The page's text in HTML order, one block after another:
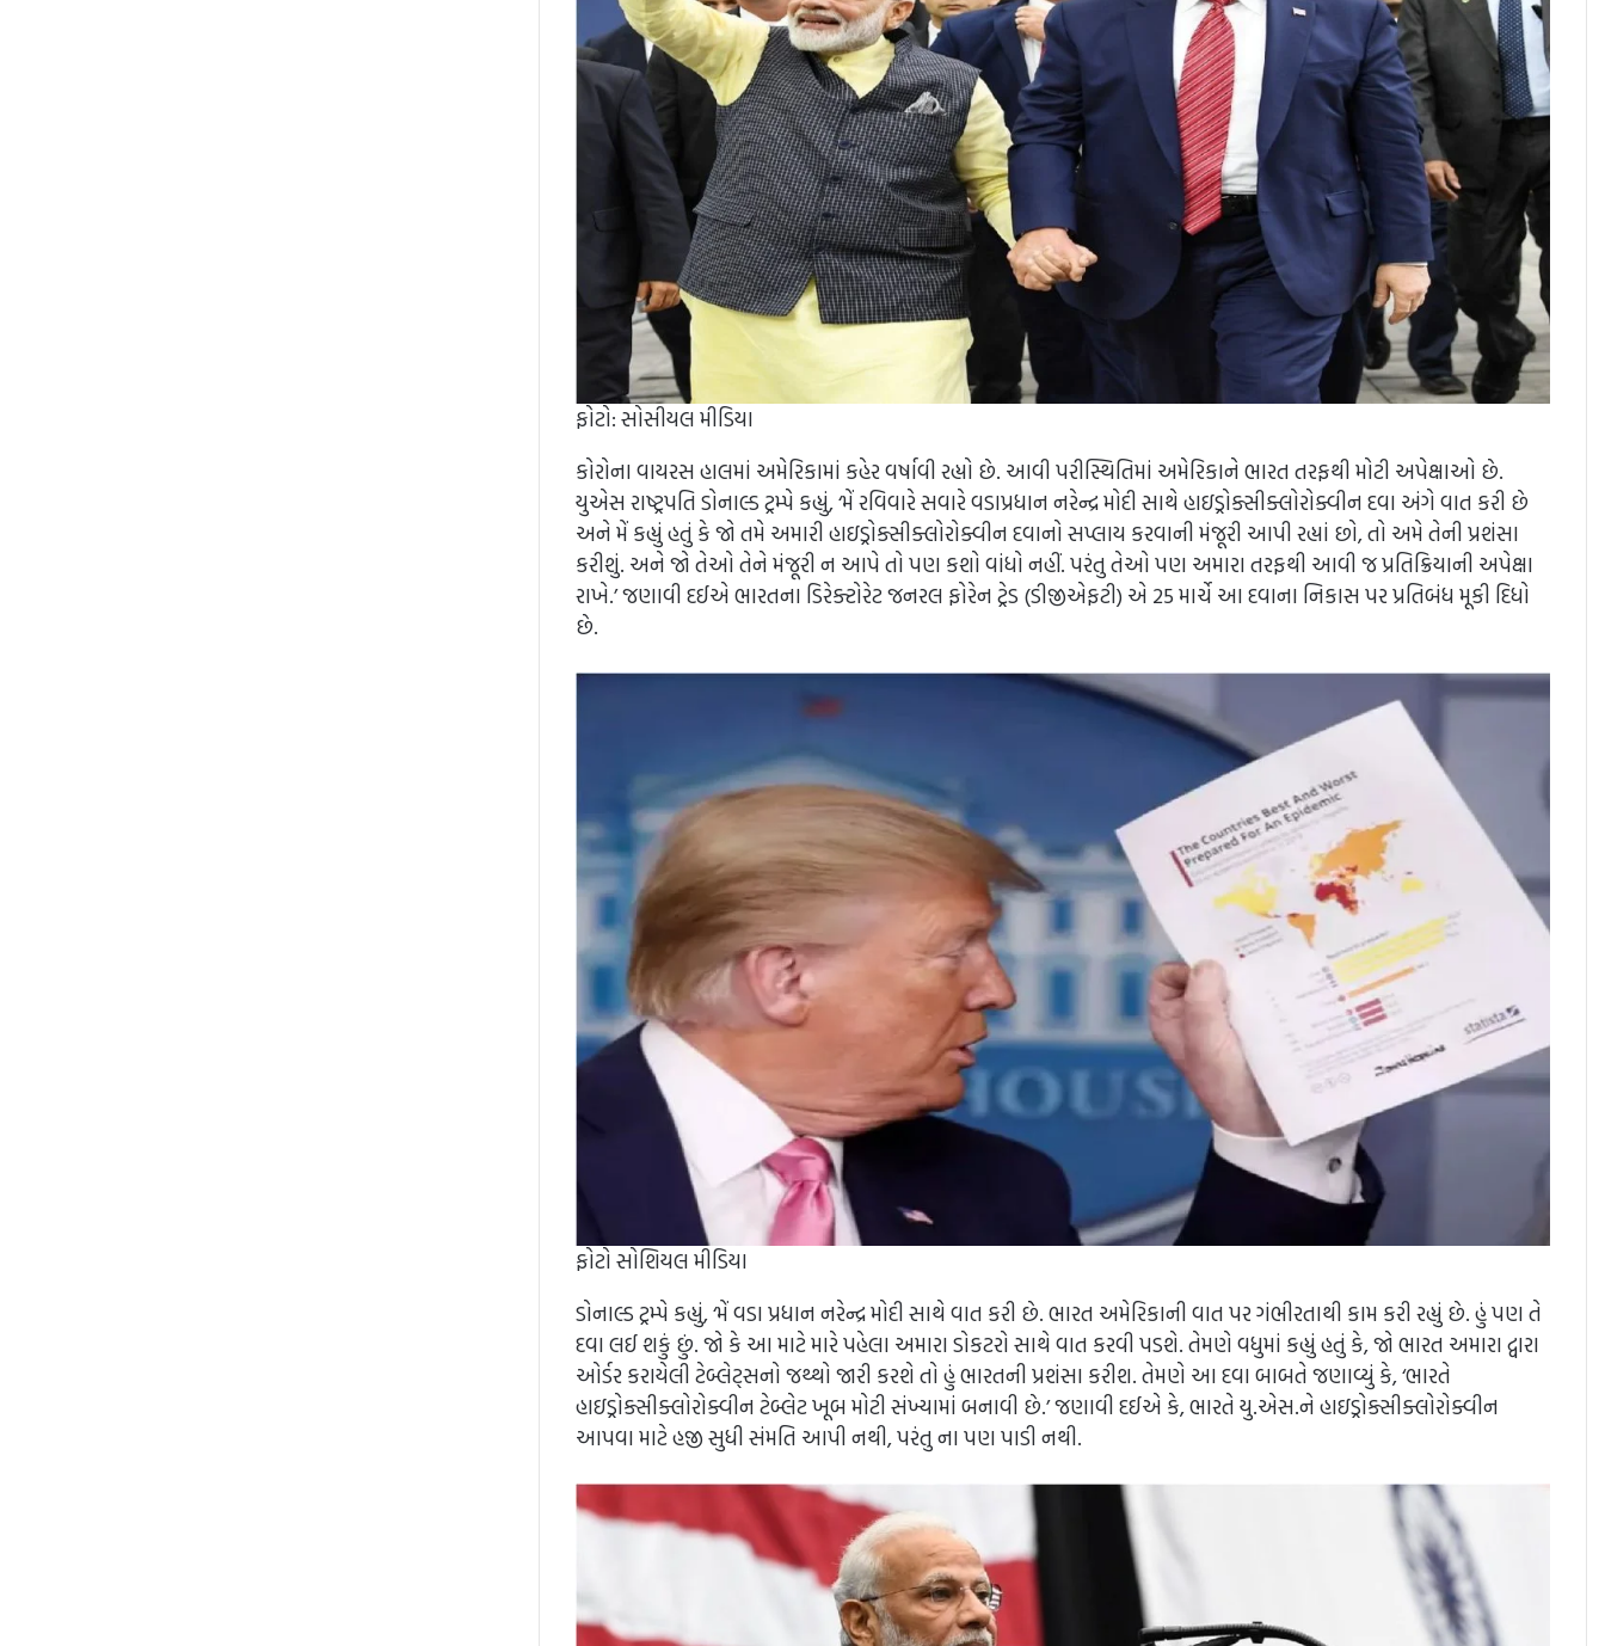
ફોટો: સોસીયલ મીડિયા
કોરોના વાયરસ હાલમાં અમેરિકામાં કહેર વર્ષાવી રહ્યો છે. આવી પરીસ્થિતિમાં અમેરિકાને ભારત તરફથી મોટી અપેક્ષાઓ છે.
યુએસ રાષ્ટ્રપતિ ડોનાલ્ડ ટ્રમ્પે કહ્યું, ‘મેં રવિવારે સવારે વડાપ્રધાન નરેન્દ્ર મોદી સાથે હાઇડ્રોક્સીક્લોરોક્વીન દવા અંગે વાત કરી છે
અને મેં કહ્યું હતું કે જો તમે અમારી હાઇડ્રોક્સીક્લોરોક્વીન દવાનો સપ્લાય કરવાની મંજૂરી આપી રહ્યાં છો, તો અમે તેની પ્રશંસા
કરીશું. અને જો તેઓ તેને મંજૂરી ન આપે તો પણ કશો વાંધો નહીં. પરંતુ તેઓ પણ અમારા તરફથી આવી જ પ્રતિક્રિયાની અપેક્ષા
રાખે.’ જણાવી દઈએ ભારતના ડિરેક્ટોરેટ જનરલ ફોરેન ટ્રેડ (ડીજીએફટી) એ 25 માર્ચે આ દવાના નિકાસ પર પ્રતિબંધ મૂકી દિધો
છે.
ફોટો સોશિયલ મીડિયા
ડોનાલ્ડ ટ્રમ્પે કહ્યું, ‘મેં વડા પ્રધાન નરેન્દ્ર મોદી સાથે વાત કરી છે. ભારત અમેરિકાની વાત પર ગંભીરતાથી કામ કરી રહ્યું છે. હું પણ તે
દવા લઈ શકું છું. જો કે આ માટે મારે પહેલા અમારા ડોકટરો સાથે વાત કરવી પડશે. તેમણે વધુમાં કહ્યું હતું કે, જો ભારત અમારા દ્વારા
ઓર્ડર કરાયેલી ટેબ્લેટ્સનો જથ્થો જારી કરશે તો હું ભારતની પ્રશંસા કરીશ. તેમણે આ દવા બાબતે જણાવ્યું કે, ‘ભારતે
હાઇડ્રોક્સીક્લોરોક્વીન ટેબ્લેટ ખૂબ મોટી સંખ્યામાં બનાવી છે.’ જણાવી દઈએ કે, ભારતે યુ.એસ.ને હાઇડ્રોક્સીક્લોરોક્વીન
આપવા માટે હજી સુધી સંમતિ આપી નથી, પરંતુ ના પણ પાડી નથી.